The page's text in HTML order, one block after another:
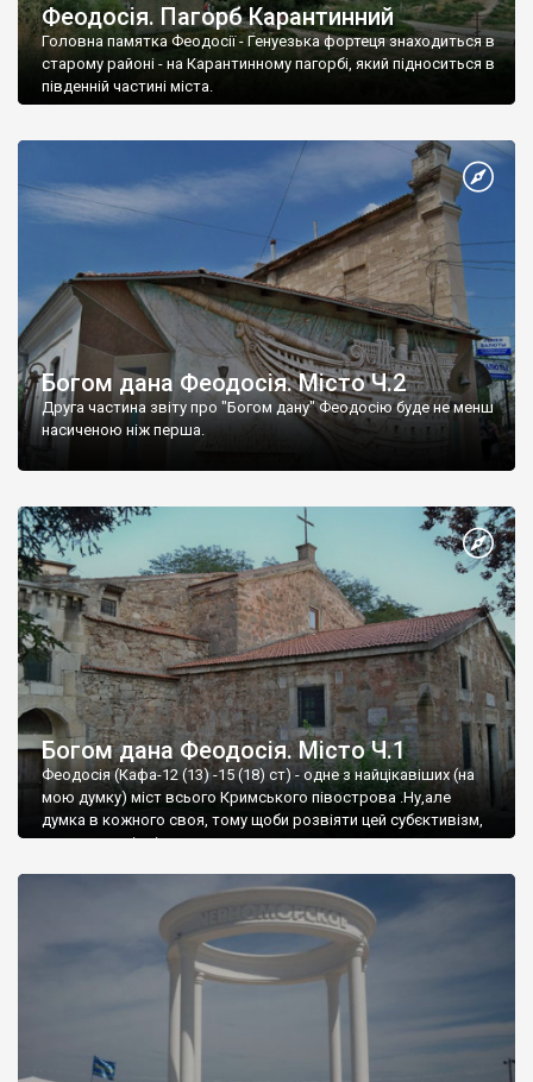
Феодосія. Пагорб Карантинний
Головна памятка Феодосії - Генуезька фортеця знаходиться в
старому районі - на Карантинному пагорбі, який підноситься в
південній частині міста.
Богом дана Феодосія. Місто Ч.2
Друга частина звіту про "Богом дану" Феодосію буде не менш
насиченою ніж перша.
Богом дана Феодосія. Місто Ч.1
Феодосія (Кафа-12 (13) -15 (18) ст) - одне з найцікавіших (на
мою думку) міст всього Кримського півострова .Ну,але
думка в кожного своя, тому щоби розвіяти цей субєктивізм,
запрошую відвідати це